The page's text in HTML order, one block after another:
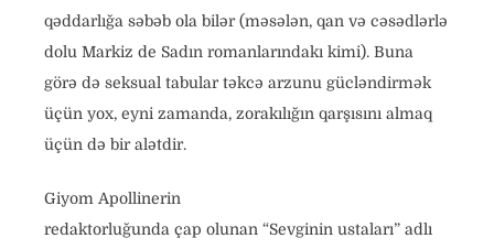
qəddarlığa səbəb ola bilər (məsələn, qan və cəsədlərlə
dolu Markiz de Sadın romanlarındakı kimi). Buna
görə də seksual tabular təkcə arzunu gücləndirmək
üçün yox, eyni zamanda, zorakılığın qarşısını almaq
üçün də bir alətdir.
Giyom Apollinerin
redaktorluğunda çap olunan “Sevginin ustaları” adlı